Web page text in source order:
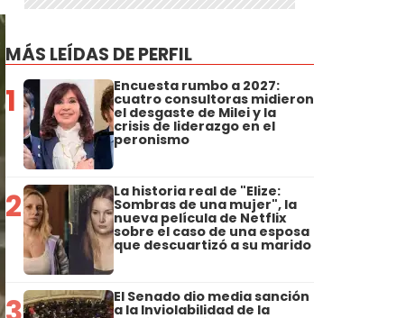
MÁS LEÍDAS DE PERFIL
1 Encuesta rumbo a 2027:
cuatro consultoras midieron
el desgaste de Milei y la
crisis de liderazgo en el
peronismo
2 La historia real de "Elize:
Sombras de una mujer", la
nueva película de Netflix
sobre el caso de una esposa
que descuartizó a su marido
El Senado dio media sanción
a la Inviolabilidad de la